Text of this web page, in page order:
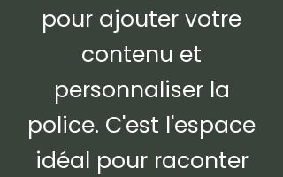
pour ajouter votre
contenu et
personnaliser la
police. C'est l'espace
idéal pour raconter